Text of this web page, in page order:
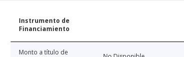
Instrumento de
Financiamiento
Monto a título de